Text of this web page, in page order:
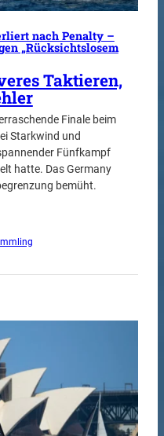
nach Penalty –
„Rücksichtslosem
Taktieren,
Finale beim
Starkwind und
Fünfkampf
hatte. Das Germany
bemüht.